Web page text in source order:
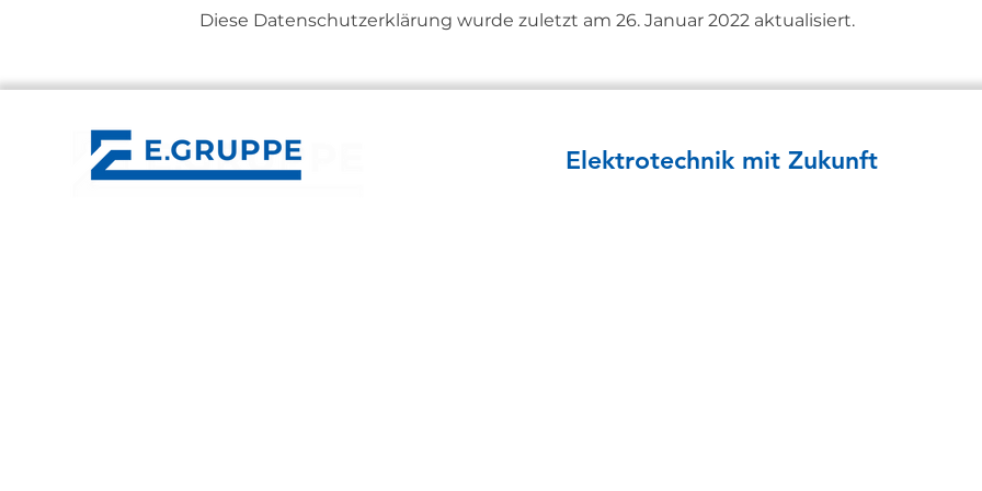
Diese Datenschutzerklärung wurde zuletzt am 26. Januar 2022 aktualisiert.
Elektro­­technik mit Zukunft